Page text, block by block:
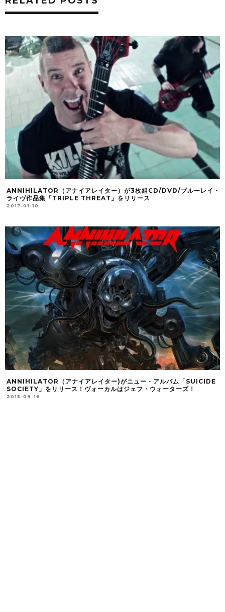
ANNIHILATOR（アナイアレイター）が3枚組CD/DVD/ブルーレイ・
ライヴ作品集「TRIPLE THREAT」をリリース
2017-01-10
ANNIHILATOR（アナイアレイター)がニュー・アルバム「SUICIDE
SOCIETY」をリリース！ヴォーカルはジェフ・ウォーターズ！
2015-09-16